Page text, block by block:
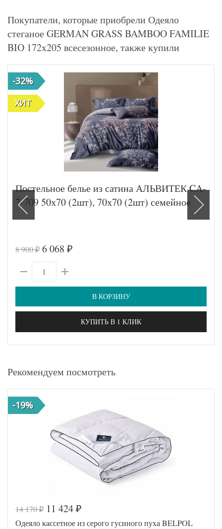
Покупатели, которые приобрели Одеяло
стеганое GERMAN GRASS BAMBOO FAMILIE
BIO 172x205 всесезонное, также купили
-32%
ХИТ
Постельное белье из сатина АЛЬВИТЕК CA-
7-709 50х70 (2шт), 70х70 (2шт) семейное
8 900₽ 6 068 ₽
В КОРЗИНУ
КУПИТЬ В 1 КЛИК
Рекомендуем посмотреть
-19%
14 170₽ 11 424 ₽
Одеяло кассетное из серого гусиного пуха BELPOL